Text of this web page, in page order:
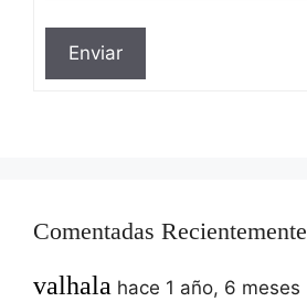
Enviar
Comentadas Recientemente
valhala hace 1 año, 6 meses